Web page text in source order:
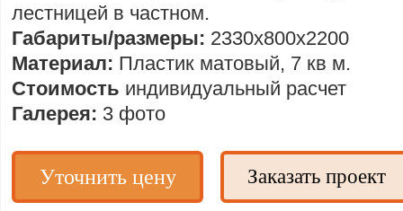
Уточнить цену Заказать проект
лестницей в частном.
Габариты/размеры: 2330х800х2200
Материал: Пластик матовый, 7 кв м.
Стоимость индивидуальный расчет
Галерея: 3 фото